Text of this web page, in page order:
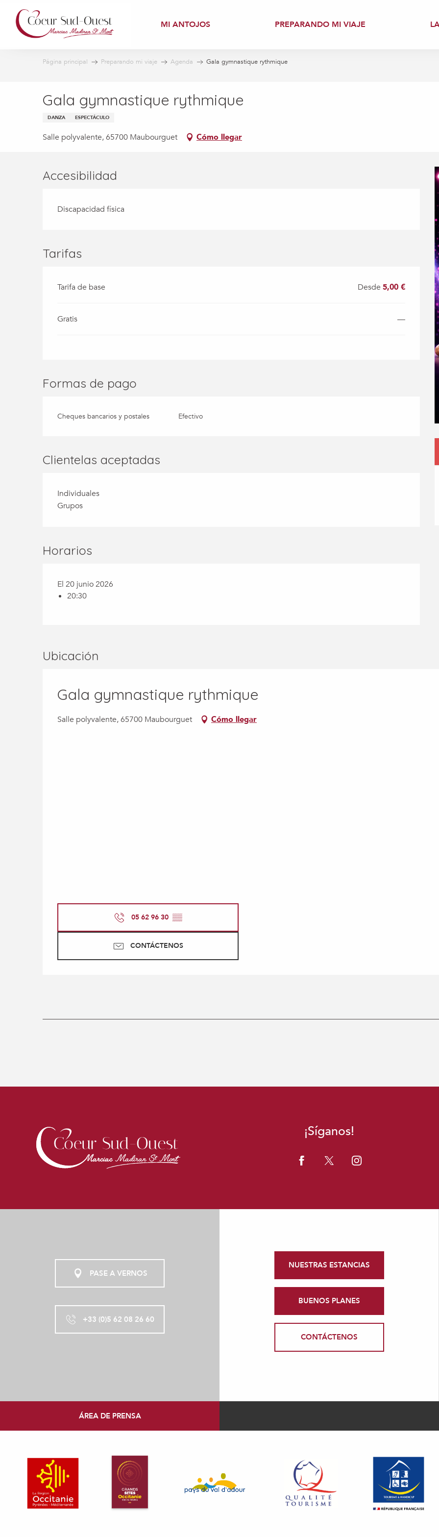
contenu
principal
MI ANTOJOS PREPARANDO MI VIAJE
Página principal Preparando mi viaje Agenda Gala gymnastique rythmique
Gala gymnastique rythmique
DANZA ESPECTÁCULO
Salle polyvalente, 65700 Maubourguet Cómo llegar
Accesibilidad
Discapacidad física
Tarifas
Tarifa de base Desde5,00 €
Gratis —
Formas de pago
Cheques bancarios y postales Efectivo
Clientelas aceptadas
Individuales
Grupos
Horarios
El 20 junio 2026
20:30
Ubicación
Gala gymnastique rythmique
Salle polyvalente, 65700 Maubourguet Cómo llegar
05 62 96 30 ▒▒
CONTÁCTENOS
¡Síganos!
PASE A VERNOS
+33 (0)5 62 08 26 60
NUESTRAS ESTANCIAS
BUENOS PLANES
CONTÁCTENOS
ÁREA DE PRENSA